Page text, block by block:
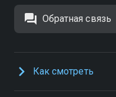
Обратная связь
Как смотреть